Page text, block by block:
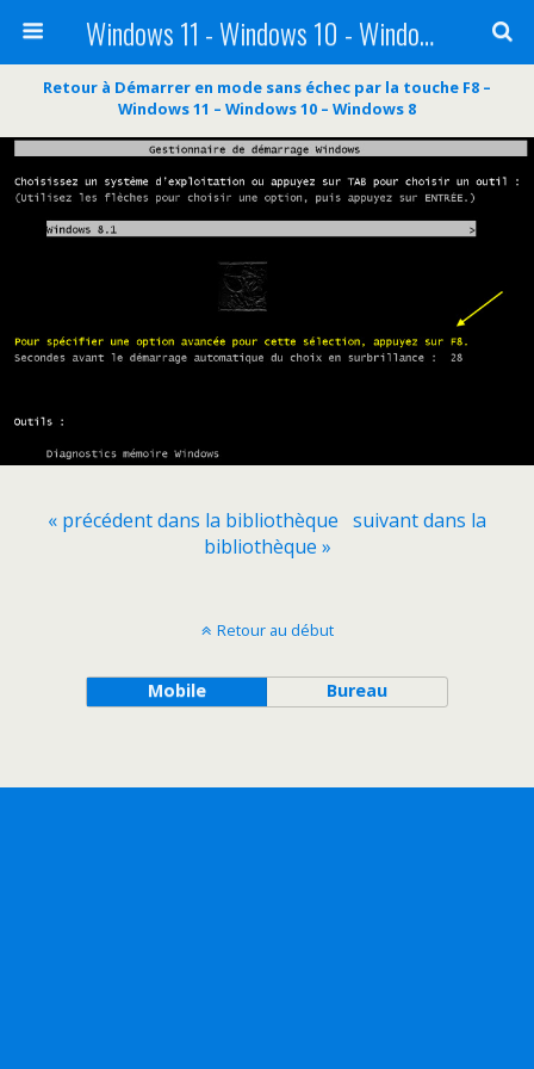
Windows 11 - Windows 10 - Windows 8 - Windows 7 - VISTA
Retour à Démarrer en mode sans échec par la touche F8 –
Windows 11 – Windows 10 – Windows 8
« précédent dans la bibliothèque suivant dans la
bibliothèque »
Retour au début
Mobile Bureau